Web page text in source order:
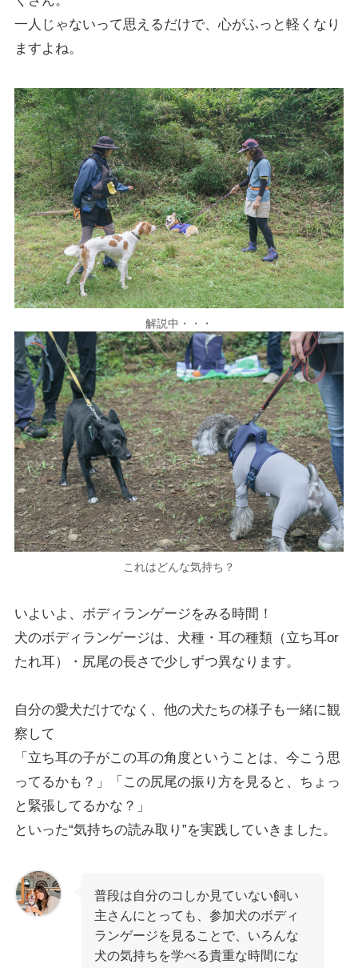
一人じゃないって思えるだけで、心がふっと軽くなり
ますよね。
解説中・・・
これはどんな気持ち？
いよいよ、ボディランゲージをみる時間！
犬のボディランゲージは、犬種・耳の種類（立ち耳or
たれ耳）・尻尾の長さで少しずつ異なります。
自分の愛犬だけでなく、他の犬たちの様子も一緒に観
察して
「立ち耳の子がこの耳の角度ということは、今こう思
ってるかも？」「この尻尾の振り方を見ると、ちょっ
と緊張してるかな？」
といった“気持ちの読み取り”を実践していきました。
普段は自分のコしか見ていない飼い
主さんにとっても、参加犬のボディ
ランゲージを見ることで、いろんな
犬の気持ちを学べる貴重な時間にな